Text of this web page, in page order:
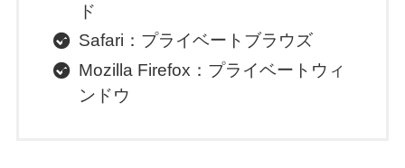
ド
Safari：プライベートブラウズ
Mozilla Firefox：プライベートウィ
ンドウ